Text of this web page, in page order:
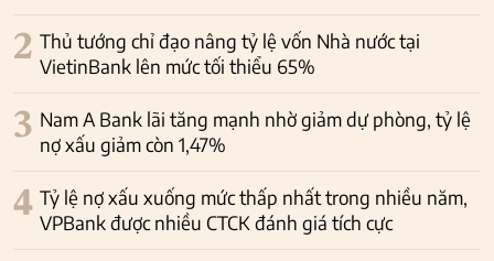
2 Thủ tướng chỉ đạo nâng tỷ lệ vốn Nhà nước tại
VietinBank lên mức tối thiểu 65%
3 Nam A Bank lãi tăng mạnh nhờ giảm dự phòng, tỷ lệ
nợ xấu giảm còn 1,47%
4 Tỷ lệ nợ xấu xuống mức thấp nhất trong nhiều năm,
VPBank được nhiều CTCK đánh giá tích cực